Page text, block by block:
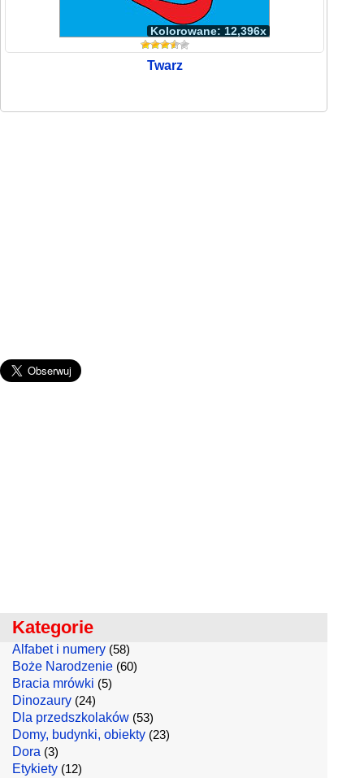
Kolorowane: 12,396x
Twarz
Kategorie
Alfabet i numery (58)
Boże Narodzenie (60)
Bracia mrówki (5)
Dinozaury (24)
Dla przedszkolaków (53)
Domy, budynki, obiekty (23)
Dora (3)
Etykiety (12)